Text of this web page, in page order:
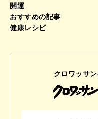
開運
おすすめの記事
健康レシピ
クロワッサ